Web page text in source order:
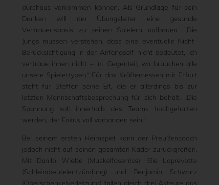
durchaus vorkommen können. Als Grundlage für sein
Denken will der Übungsleiter eine gesunde
Vertrauensbasis zu seinen Spielern aufbauen. „Die
Jungs müssen verstehen, dass eine eventuelle Nicht-
Berücksichtigung in der Anfangself nicht bedeutet, ich
vertraue ihnen nicht – im Gegenteil, wir brauchen alle
unsere Spielertypen.“ Für das Kräftemessen mit Erfurt
steht für Steffen seine Elf, die er allerdings bis zur
letzten Mannschaftsbesprechung für sich behält. „Die
Spannung soll innerhalb des Teams hochgehalten
werden, der Fokus voll vorhanden sein.“
Bei seinem ersten Heimspiel kann der Preußencoach
jedoch nicht auf seinen gesamten Kader zurückgreifen.
Mit Danilo Wiebe (Muskelfaserriss), Elie Laprevotte
(Schleimbeutelentzündung) und Benjamin Schwarz
(Oberschenkelverletzung) fallen gleich drei Akteure aus